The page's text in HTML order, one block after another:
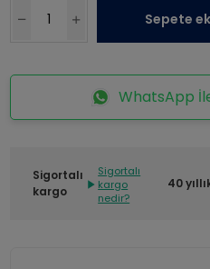
Sepete
WhatsApp
Sigortalı
kargo
Sigortalı
kargo
nedir?
40